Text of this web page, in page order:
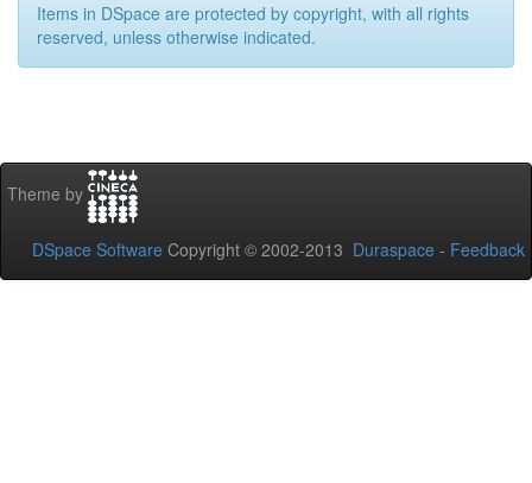
Items in DSpace are protected by copyright, with all rights
reserved, unless otherwise indicated.
Theme by
DSpace Software Copyright © 2002-2013 Duraspace - Feedback